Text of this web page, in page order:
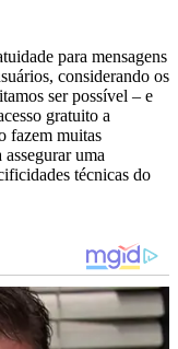
para mensagens
considerando os
ser possível – e
gratuito a
fazem muitas
uma
técnicas do